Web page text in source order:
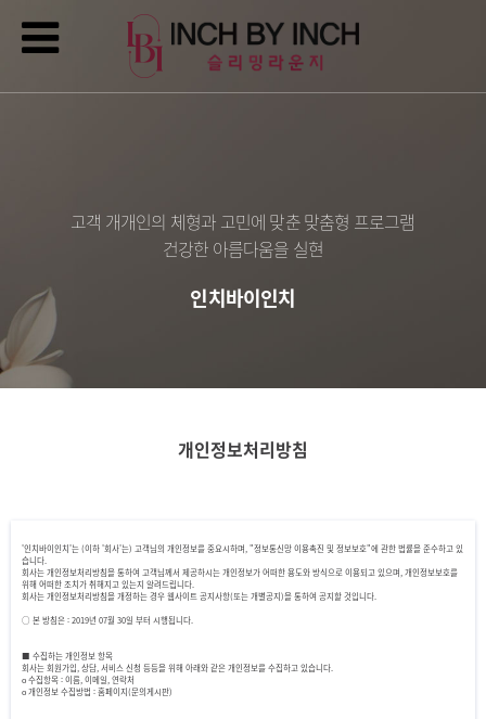
고객 개개인의 체형과 고민에 맞춘 맞춤형 프로그램
건강한 아름다움을 실현
인치바이인치
개인정보처리방침
'인치바이인치'는 (이하 '회사'는) 고객님의 개인정보를 중요시하며, "정보통신망 이용촉진 및 정보보호"에 관한 법률을 준수하고 있
습니다.
회사는 개인정보처리방침을 통하여 고객님께서 제공하시는 개인정보가 어떠한 용도와 방식으로 이용되고 있으며, 개인정보보호를
위해 어떠한 조치가 취해지고 있는지 알려드립니다.
회사는 개인정보처리방침을 개정하는 경우 웹사이트 공지사항(또는 개별공지)을 통하여 공지할 것입니다.
○ 본 방침은 : 2019년 07월 30일 부터 시행됩니다.
■ 수집하는 개인정보 항목
회사는 회원가입, 상담, 서비스 신청 등등을 위해 아래와 같은 개인정보를 수집하고 있습니다.
ο 수집항목 : 이름, 이메일, 연락처
ο 개인정보 수집방법 : 홈페이지(문의게시판)